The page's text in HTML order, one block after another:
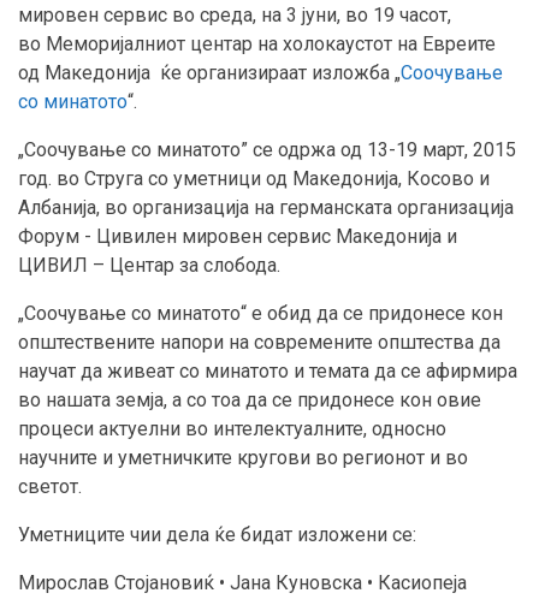
мировен сервис во среда, на 3 jуни, во 19 часот,
во Меморијалниот центар на холокаустот на Евреите
од Македонија ќе организираат изложба „Соочување
со минатото“.
„Соочување со минатото” се одржа од 13-19 март, 2015
год. во Струга со уметници од Македонија, Косово и
Албанија, во организација на германската организација
Форум - Цивилен мировен сервис Македонија и
ЦИВИЛ – Центар за слобода.
„Соочување со минатото“ е обид да се придонесе кон
општествените напори на современите општества да
научат да живеат со минатото и темата да се афирмира
во нашата земја, а со тоа да се придонесе кон овие
процеси актуелни во интелектуалните, односно
научните и уметничките кругови во регионот и во
светот.
Уметниците чии дела ќе бидат изложени се:
Мирослав Стојановиќ • Јана Куновска • Касиопеја